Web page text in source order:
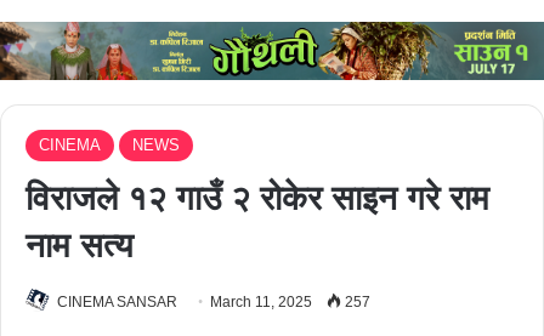
CINEMA NEWS
विराजले १२ गाउँ २ रोकेर साइन गरे राम
नाम सत्य
CINEMA SANSAR March 11, 2025 257